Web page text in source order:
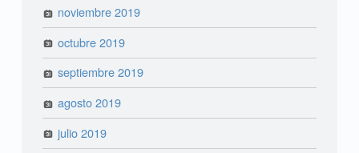
noviembre 2019
octubre 2019
septiembre 2019
agosto 2019
julio 2019